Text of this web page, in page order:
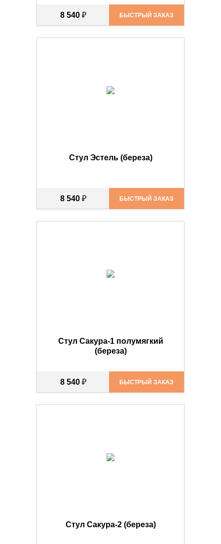
8 540 ₽ БЫСТРЫЙ ЗАКАЗ
Стул Эстель (береза)
8 540 ₽ БЫСТРЫЙ ЗАКАЗ
Стул Сакура-1 полумягкий
(береза)
8 540 ₽ БЫСТРЫЙ ЗАКАЗ
Стул Сакура-2 (береза)